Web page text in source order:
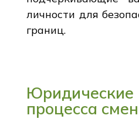
личности для
границ.
процесса